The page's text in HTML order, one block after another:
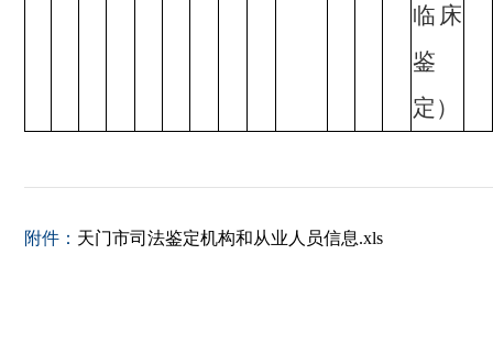
临床
鉴
定）
附件： 天门市司法鉴定机构和从业人员信息.xls